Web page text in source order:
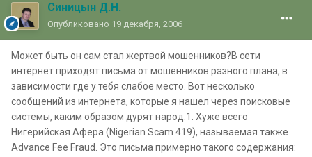
Синицын Д.Н.
Опубликовано 19 декабря, 2006
Может быть он сам стал жертвой мошенников?В сети
интернет приходят письма от мошенников разного плана, в
зависимости где у тебя слабое место. Вот несколько
сообщений из интернета, которые я нашел через поисковые
системы, каким образом дурят народ.1. Хуже всего
Нигерийская Афера (Nigerian Scam 419), называемая также
Advance Fee Fraud. Это письма примерно такого содержания: